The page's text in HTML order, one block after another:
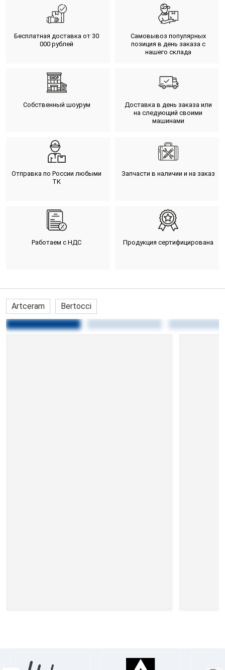
Бесплатная доставка от 30
000 рублей
Самовывоз популярных
позиция в день заказа с
нашего склада
Собственный шоурум
Доставка в день заказа или
на следующий своими
машинами
Отправка по России любыми
ТК
Запчасти в наличии и на заказ
Работаем с НДС Продукция сертифицирована
Artceram Bertocci